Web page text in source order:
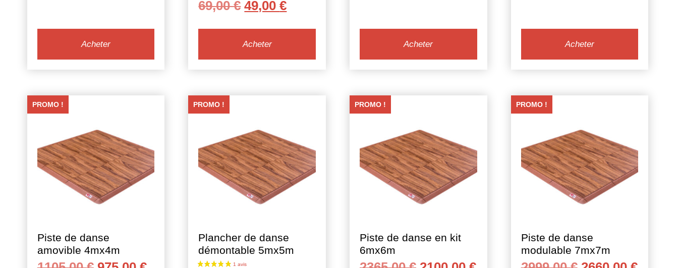
était :
11,05 €.
est :
Acheter
2 avis
69,00€ Le
initial
69,00 €.
49,00€Le
49,00 €.
Acheter Acheter Acheter
PROMO !
Piste de danse
amovible 4mx4m
PROMO !
Plancher de danse
démontable 5mx5m
PROMO !
Piste de danse en kit
6mx6m
PROMO !
Piste de danse
modulable 7mx7m